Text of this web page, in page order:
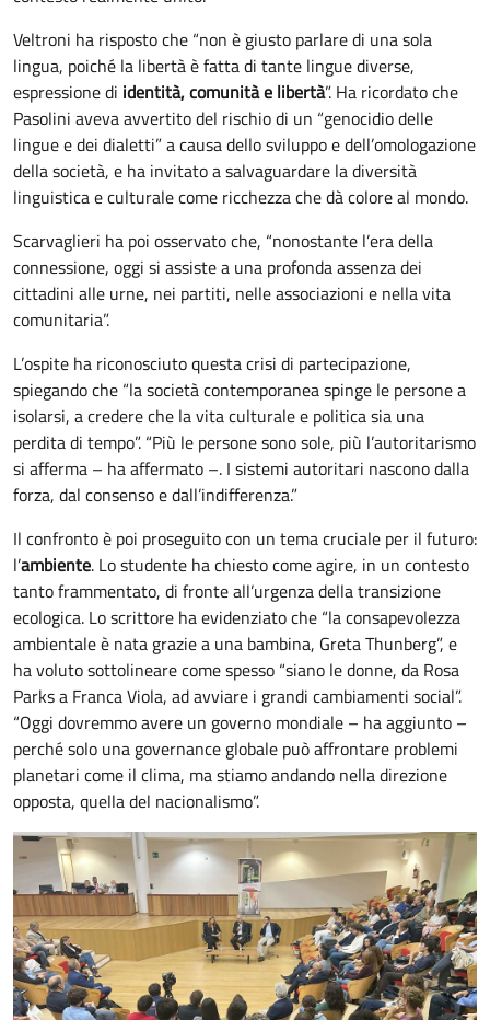
Veltroni ha risposto che “non è giusto parlare di una sola
lingua, poiché la libertà è fatta di tante lingue diverse,
espressione di identità, comunità e libertà”. Ha ricordato che
Pasolini aveva avvertito del rischio di un “genocidio delle
lingue e dei dialetti” a causa dello sviluppo e dell’omologazione
della società, e ha invitato a salvaguardare la diversità
linguistica e culturale come ricchezza che dà colore al mondo.
Scarvaglieri ha poi osservato che, “nonostante l’era della
connessione, oggi si assiste a una profonda assenza dei
cittadini alle urne, nei partiti, nelle associazioni e nella vita
comunitaria”.
L’ospite ha riconosciuto questa crisi di partecipazione,
spiegando che “la società contemporanea spinge le persone a
isolarsi, a credere che la vita culturale e politica sia una
perdita di tempo”. “Più le persone sono sole, più l’autoritarismo
si afferma – ha affermato –. I sistemi autoritari nascono dalla
forza, dal consenso e dall’indifferenza.”
Il confronto è poi proseguito con un tema cruciale per il futuro:
l’ambiente. Lo studente ha chiesto come agire, in un contesto
tanto frammentato, di fronte all’urgenza della transizione
ecologica. Lo scrittore ha evidenziato che “la consapevolezza
ambientale è nata grazie a una bambina, Greta Thunberg”, e
ha voluto sottolineare come spesso “siano le donne, da Rosa
Parks a Franca Viola, ad avviare i grandi cambiamenti social”.
“Oggi dovremmo avere un governo mondiale – ha aggiunto –
perché solo una governance globale può affrontare problemi
planetari come il clima, ma stiamo andando nella direzione
opposta, quella del nacionalismo”.